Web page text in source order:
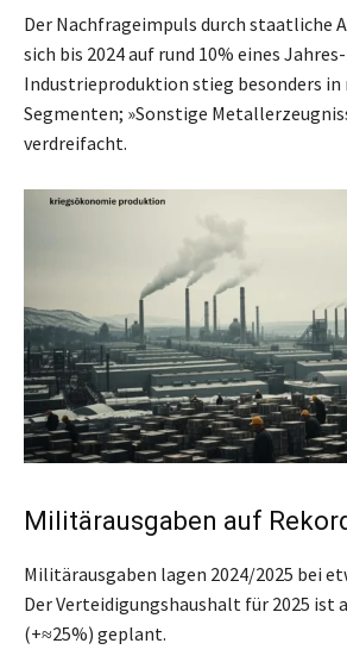
Der Nachfrageimpuls durch staatliche
sich bis 2024 auf rund 10% eines Jahres-
Industrieproduktion stieg besonders in
Segmenten; »Sonstige
verdreifacht.
Militärausgaben auf
Militärausgaben lagen 2024/2025 bei
Der Verteidigungshaushalt für 2025 ist
(+≈25%) geplant.